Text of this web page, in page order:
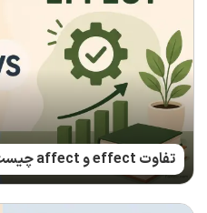
تفاوت effect و affect چیست؟